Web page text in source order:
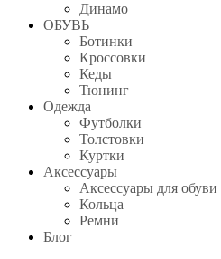
Динамо
ОБУВЬ
Ботинки
Кроссовки
Кеды
Тюнинг
Одежда
Футболки
Толстовки
Куртки
Аксессуары
Аксессуары для обуви
Кольца
Ремни
Блог